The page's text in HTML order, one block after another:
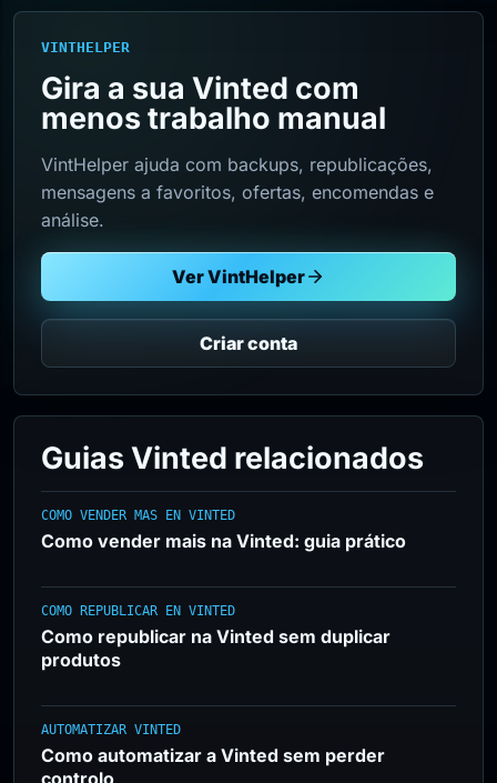
VINTHELPER
Gira a sua Vinted com
menos trabalho manual
VintHelper ajuda com backups, republicações,
mensagens a favoritos, ofertas, encomendas e
análise.
Ver VintHelper
Criar conta
Guias Vinted relacionados
COMO VENDER MAS EN VINTED
Como vender mais na Vinted: guia prático
COMO REPUBLICAR EN VINTED
Como republicar na Vinted sem duplicar
produtos
AUTOMATIZAR VINTED
Como automatizar a Vinted sem perder
controlo